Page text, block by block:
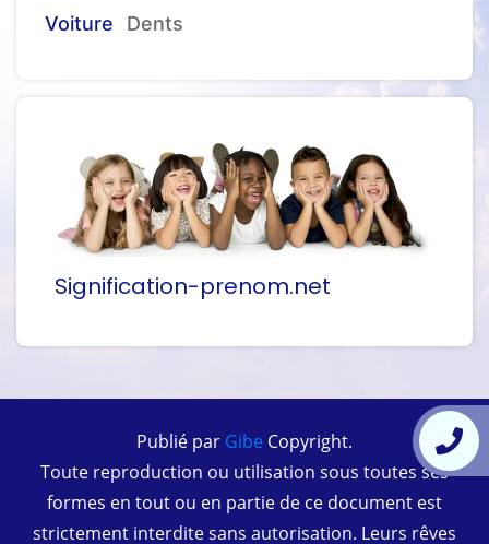
Voiture Dents
Signification-prenom.net
Publié par Gibe Copyright.
Toute reproduction ou utilisation sous toutes ses
formes en tout ou en partie de ce document est
strictement interdite sans autorisation. Leurs rêves